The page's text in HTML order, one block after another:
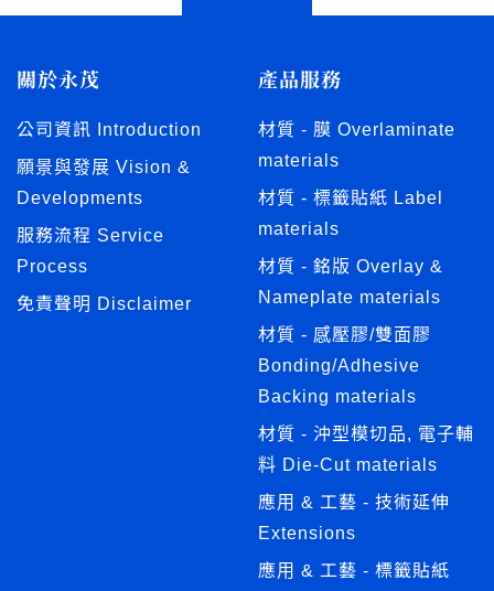
關於永茂
公司資訊 Introduction
願景與發展 Vision &
Developments
服務流程 Service
Process
免責聲明 Disclaimer
產品服務
材質 - 膜 Overlaminate
materials
材質 - 標籤貼紙 Label
materials
材質 - 銘版 Overlay &
Nameplate materials
材質 - 感壓膠/雙面膠
Bonding/Adhesive
Backing materials
材質 - 沖型模切品, 電子輔
料 Die-Cut materials
應用 & 工藝 - 技術延伸
Extensions
應用 & 工藝 - 標籤貼紙